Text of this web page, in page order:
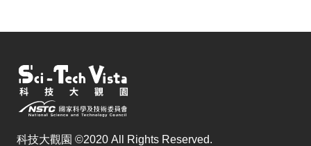
科技大觀園 ©2020 All Rights Reserved.